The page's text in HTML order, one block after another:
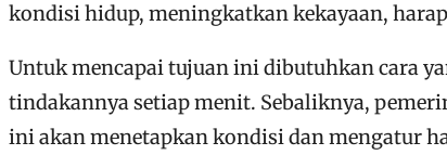
kondisi hidup, meningkatkan kekayaan,
Untuk mencapai tujuan ini dibutuhkan cara
tindakannya setiap menit. Sebaliknya,
ini akan menetapkan kondisi dan mengatur